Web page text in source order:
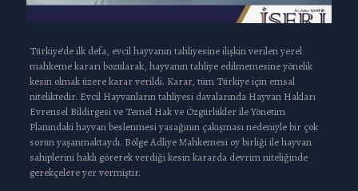
Türkiye’de ilk defa, evcil hayvanın tahliyesine ilişkin verilen yerel
mahkeme kararı bozularak, hayvanın tahliye edilmemesine yönelik
kesin olmak üzere karar verildi. Karar, tüm Türkiye için emsal
niteliktedir. Evcil Hayvanların tahliyesi davalarında Hayvan Hakları
Evrensel Bildirgesi ve Temel Hak ve Özgürlükler ile Yönetim
Planındaki hayvan beslenmesi yasağının çakışması nedeniyle bir çok
sorun yaşanmaktaydı. Bölge Adliye Mahkemesi oy birliği ile hayvan
sahiplerini haklı görerek verdiği kesin kararda devrim niteliğinde
gerekçelere yer vermiştir.